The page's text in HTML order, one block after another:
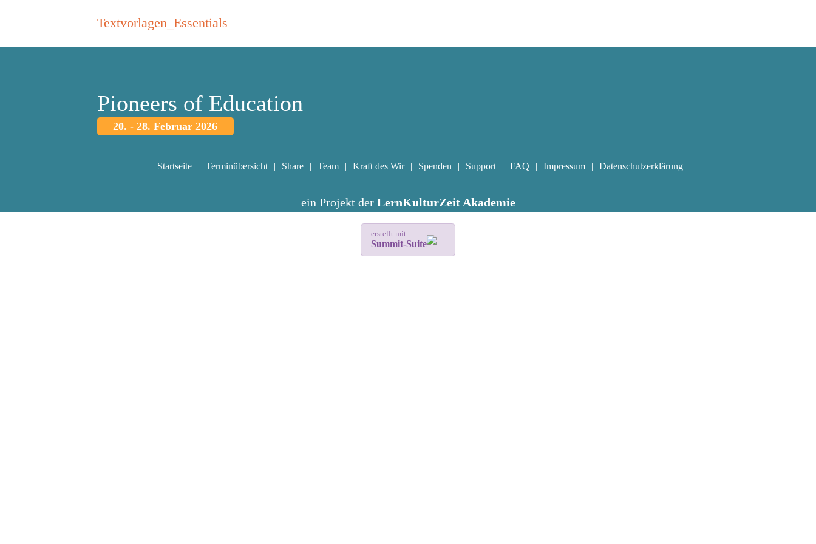
Textvorlagen_Essentials
Pioneers of Education
20. - 28. Februar 2026
Startseite Terminübersicht Share Team Kraft des Wir Spenden Support FAQ Impressum Datenschutzerklärung
ein Projekt der LernKulturZeit Akademie
erstellt mit
Summit-Suite